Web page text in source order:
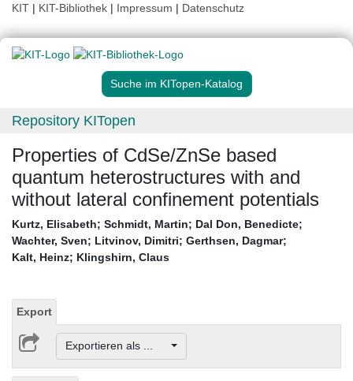
KIT | KIT-Bibliothek | Impressum | Datenschutz
Suche im KITopen-Katalog
Repository KITopen
Properties of CdSe/ZnSe based
quantum heterostructures with and
without lateral confinement potentials
Kurtz, Elisabeth; Schmidt, Martin; Dal Don, Benedicte;
Wachter, Sven; Litvinov, Dimitri; Gerthsen, Dagmar;
Kalt, Heinz; Klingshirn, Claus
Export
Exportieren als ...